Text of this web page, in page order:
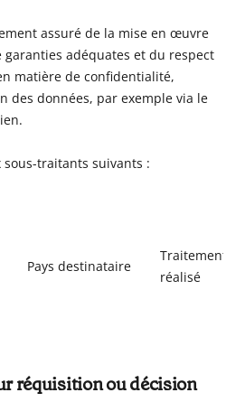
assuré de la mise en œuvre
garanties adéquates et du respect
matière de confidentialité,
des données, par exemple via le
sous-traitants suivants :
Pays destinataire
Traitement
réalisé
réquisition ou décision